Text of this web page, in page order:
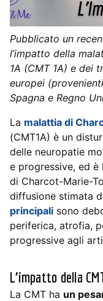
Pubblicato un
l’impatto della
1A (CMT 1A) e dei
europei
Spagna e Regno
La malattia di
(CMT1A) è un
delle neuropatie
e progressive, ed è
di Charcot-Marie-
diffusione stimata
principali sono
periferica, atrofia,
progressive agli
L’impatto della
La CMT ha un